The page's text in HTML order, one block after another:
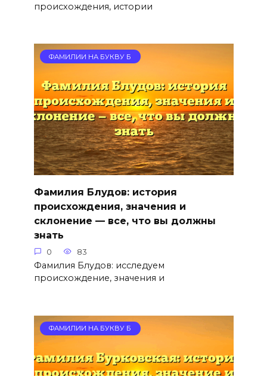
происхождения, истории
ФАМИЛИИ НА БУКВУ Б
Фамилия Блудов: история
происхождения, значения и
склонение — все, что вы должны
знать
0 83
Фамилия Блудов: исследуем
происхождение, значения и
ФАМИЛИИ НА БУКВУ Б